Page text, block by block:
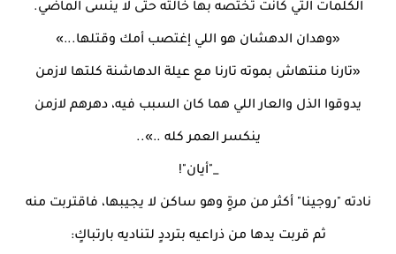
الكلمات التي كانت تختصه بها خالته حتى لا ينسى الماضي.
«وهدان الدهشان هو اللي إغتصب أمك وقتلها...»
«تارنا منتهاش بموته تارنا مع عيلة الدهاشنة كلتها لازمن
يدوقوا الذل والعار اللي هما كان السبب فيه، دهرهم لازمن
ينكسر العمر كله ..»..
_"أيان"!
نادته "روجينا" أكثر من مرةٍ وهو ساكن لا يجيبها، فاقتربت منه
ثم قربت يدها من ذراعيه بترددٍ لتناديه بارتباكٍ: